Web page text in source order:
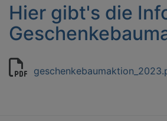
Hier gibt's die